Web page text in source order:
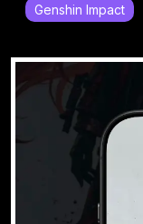
Genshin Impact